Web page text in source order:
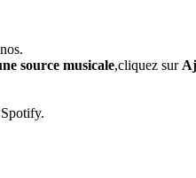
source musicale,cliquez sur